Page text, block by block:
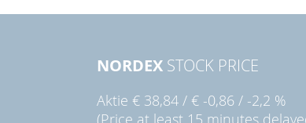
NORDEXSTOCK PRICE
Aktie € 38,84/ € -0,86 / -2,2 %
(Price at least 15 minutes